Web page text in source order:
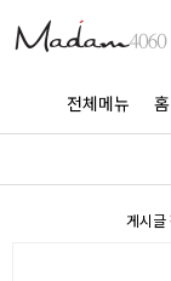
전체메뉴 홈
게시글